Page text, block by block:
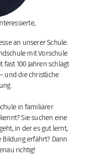
an unserer Schule.
mit Vorschule
100 Jahren schlägt
und die christliche
in familiärer
Sie suchen eine
in der es gut lernt,
erfährt? Dann
richtig!